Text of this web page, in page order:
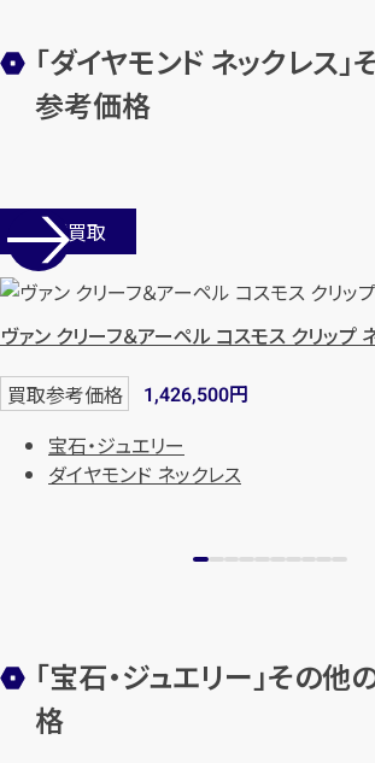
「ダイヤモンド ネックレス
参考価格
店舗買取
ヴァン クリーフ＆アーペル コスモス クリップ
買取参考価格 1,426,500円
宝石・ジュエリー
ダイヤモンド ネックレス
「宝石・ジュエリー」その
格